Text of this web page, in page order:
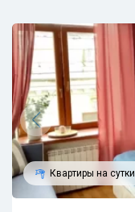
Квартиры на сутки